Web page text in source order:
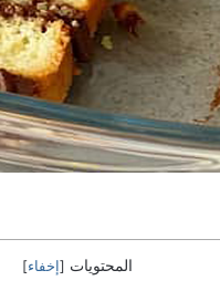
المحتويات [ إخفاء]